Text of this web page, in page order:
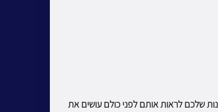
שלכם לראות אותם לפני כולם עושים את